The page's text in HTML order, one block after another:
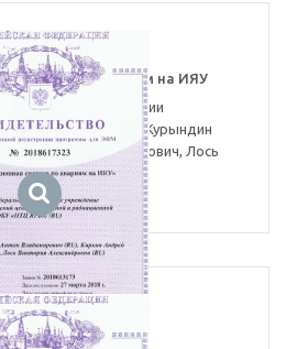
по авариям на ИЯУ
регистрации
Авторы: Курындин
Андрей Михайлович, Лось
ИНЕС 1.00